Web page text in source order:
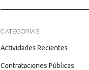
CATEGORÍAS
Actividades Recientes
Contrataciones Públicas